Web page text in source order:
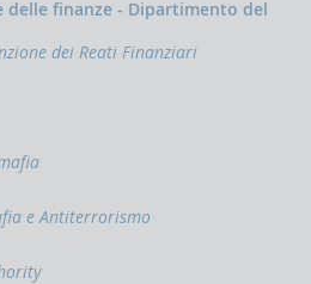
delle finanze - Dipartimento del
dei Reati Finanziari
e Antiterrorismo